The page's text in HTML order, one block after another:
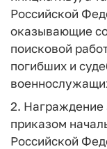
Российской
оказывающие
поисковой
погибших и
2. Награждение
приказом
Российской